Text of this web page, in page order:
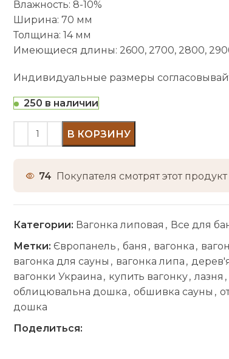
Влажность: 8-10%
Ширина: 70 мм
Толщина: 14 мм
Имеющиеся длины: 2600, 2700, 2800,
Индивидуальные размеры
250 в наличии
В КОРЗИНУ
74 Покупателя смотрят этот
Категории: Вагонка липовая , Все для
Метки: Європанель , баня , вагонка ,
вагонка для сауны , вагонка липа ,
вагонки Украина , купить вагонку, лазня ,
облицювальна дошка , обшивка сауны ,
дошка
Поделиться: